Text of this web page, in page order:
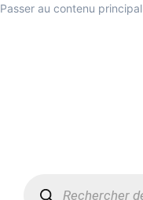
Passer au contenu principal